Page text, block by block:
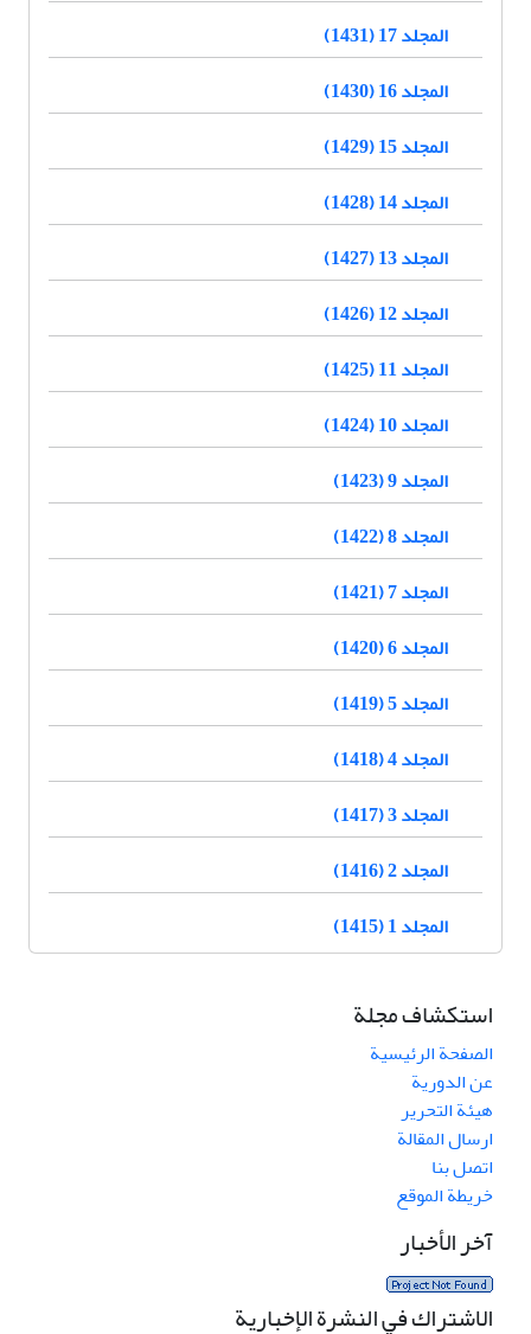
المجلد 17 (1431)
المجلد 16 (1430)
المجلد 15 (1429)
المجلد 14 (1428)
المجلد 13 (1427)
المجلد 12 (1426)
المجلد 11 (1425)
المجلد 10 (1424)
المجلد 9 (1423)
المجلد 8 (1422)
المجلد 7 (1421)
المجلد 6 (1420)
المجلد 5 (1419)
المجلد 4 (1418)
المجلد 3 (1417)
المجلد 2 (1416)
المجلد 1 (1415)
استكشاف مجلة
الصفحة الرئيسية
عن الدورية
هيئة التحرير
ارسال المقالة
اتصل بنا
خريطة الموقع
آخر الأخبار
الاشتراك في النشرة الإخبارية